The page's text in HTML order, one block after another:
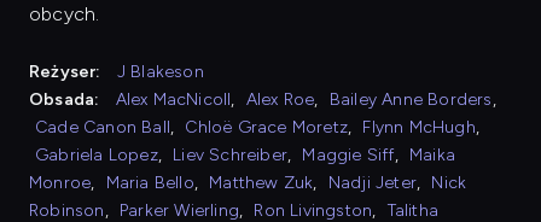
obcych.
Reżyser:
J Blakeson
Obsada:
Alex MacNicoll, Alex Roe, Bailey Anne Borders,
Cade Canon Ball, Chloë Grace Moretz, Flynn McHugh,
Gabriela Lopez, Liev Schreiber, Maggie Siff, Maika
Monroe, Maria Bello, Matthew Zuk, Nadji Jeter, Nick
Robinson, Parker Wierling, Ron Livingston, Talitha